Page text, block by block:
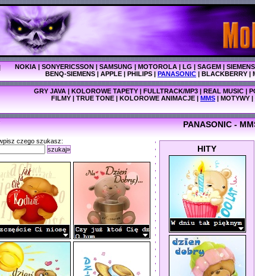
NOKIA|SONYERICSSON|SAMSUNG|MOTOROLA|LG|SAGEM|SIEMENS
BENQ-SIEMENS|APPLE|PHILIPS|PANASONIC|BLACKBERRY|
GRY JAVA | KOLOROWE TAPETY | FULLTRACK/MP3 | REAL MUSIC |
FILMY | TRUE TONE | KOLOROWE ANIMACJE | MMS | MOTYWY |
PANASONIC -
czego szukasz:
szukaj»
HITY